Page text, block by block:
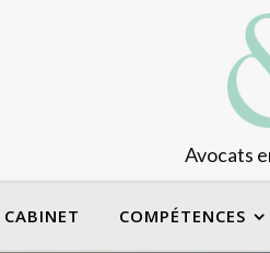
Avocats
CABINET COMPÉTENCES